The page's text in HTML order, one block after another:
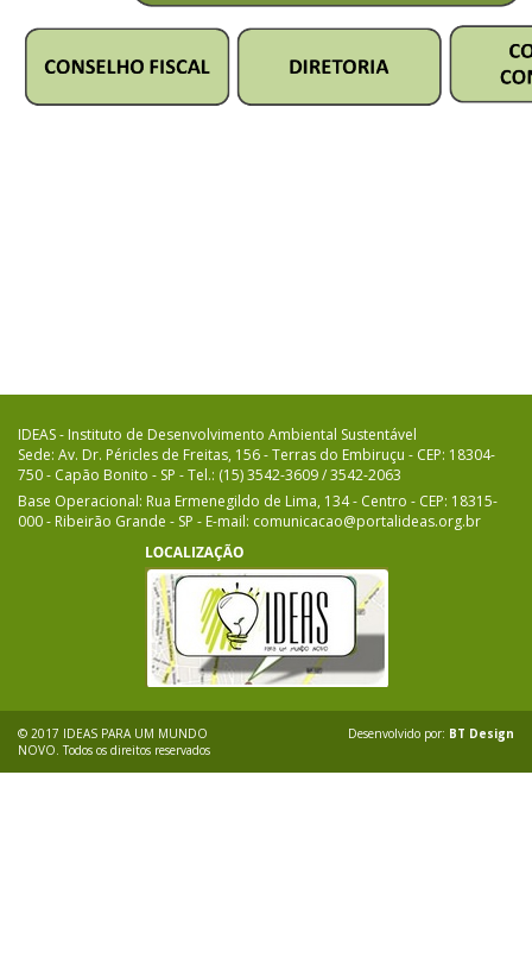
IDEAS - Instituto de Desenvolvimento Ambiental Sustentável
Sede: Av. Dr. Péricles de Freitas, 156 - Terras do Embiruçu - CEP: 18304-
750 - Capão Bonito - SP - Tel.: (15) 3542-3609 / 3542-2063
Base Operacional: Rua Ermenegildo de Lima, 134 - Centro - CEP: 18315-
000 - Ribeirão Grande - SP - E-mail: comunicacao@portalideas.org.br
© 2017 IDEAS PARA UM MUNDO
NOVO. Todos os direitos reservados
Desenvolvido por: BT Design